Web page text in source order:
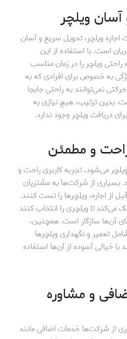
ویلچر
اجاره ویلچر، تحویل سریع و آسان
است. با استفاده از این
راحتی ویلچر را در زمان مناسب
به خصوص برای افرادی که به
نمی‌توانند به راحتی جابجا
بدین ترتیب، هیچ نیازی به
دریافت ویلچر وجود ندارد.
و مطمئن
می‌شود، تجربه کاربری راحت و
بسیاری از شرکت‌ها به مشتریان
از اجاره، ویلچرها را تست کنند.
می‌کند تا ویلچری را انتخاب کنند
آن‌ها سازگار است. همچنین،
تعمیر و نگهداری ویلچرها
با خیالی آسوده از آن‌ها استفاده
و مشاوره
از شرکت‌ها خدمات اضافی مانند